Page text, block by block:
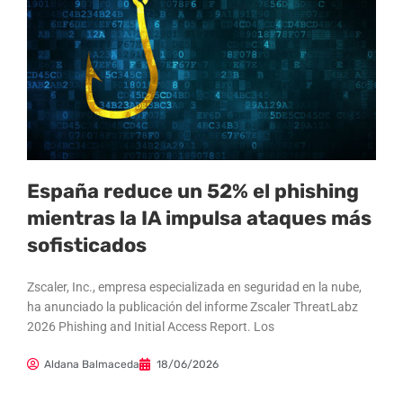
España reduce un 52% el phishing
mientras la IA impulsa ataques más
sofisticados
Zscaler, Inc., empresa especializada en seguridad en la nube,
ha anunciado la publicación del informe Zscaler ThreatLabz
2026 Phishing and Initial Access Report. Los
Aldana Balmaceda 18/06/2026